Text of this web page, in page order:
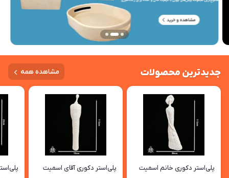
جدیدترین محصولات مشاهده همه
پلی‌استر دکوری خانم اسمیت پلی‌استر دکوری آقای اسمیت